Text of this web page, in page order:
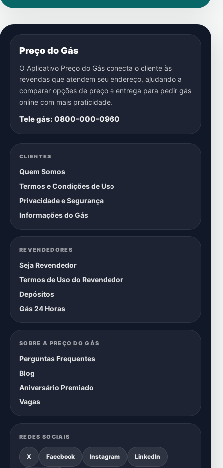
Preço do Gás
O Aplicativo Preço do Gás conecta o cliente às
revendas que atendem seu endereço, ajudando a
comparar opções de preço e entrega para pedir gás
online com mais praticidade.
Tele gás: 0800-000-0960
CLIENTES
Quem Somos
Termos e Condições de Uso
Privacidade e Segurança
Informações do Gás
REVENDEDORES
Seja Revendedor
Termos de Uso do Revendedor
Depósitos
Gás 24 Horas
SOBRE A PREÇO DO GÁS
Perguntas Frequentes
Blog
Aniversário Premiado
Vagas
REDES SOCIAIS
X Facebook Instagram LinkedIn